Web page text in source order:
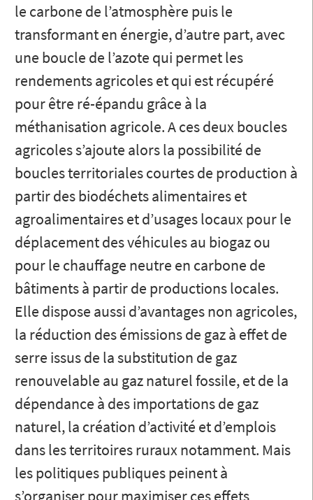
le carbone de l’atmosphère puis le
transformant en énergie, d’autre part, avec
une boucle de l’azote qui permet les
rendements agricoles et qui est récupéré
pour être ré-épandu grâce à la
méthanisation agricole. A ces deux boucles
agricoles s’ajoute alors la possibilité de
boucles territoriales courtes de production à
partir des biodéchets alimentaires et
agroalimentaires et d’usages locaux pour le
déplacement des véhicules au biogaz ou
pour le chauffage neutre en carbone de
bâtiments à partir de productions locales.
Elle dispose aussi d’avantages non agricoles,
la réduction des émissions de gaz à effet de
serre issus de la substitution de gaz
renouvelable au gaz naturel fossile, et de la
dépendance à des importations de gaz
naturel, la création d’activité et d’emplois
dans les territoires ruraux notamment. Mais
les politiques publiques peinent à
s’organiser pour maximiser ces effets